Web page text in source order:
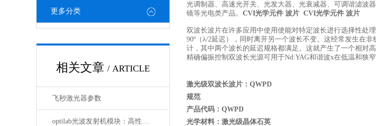
更多分类
相关文章 / ARTICLE
飞秒激光器参数
optilab光波发射机模块：高性能通信的核心组件
光调制器、高速光开关、光发大器、光衰减器、可调谐滤波
镜等光电类产品。 CVI光学元件 波片 CVI光学元件 波片
双波长波片在许多应用中使用使能对特定波长进行选择性处
90º（λ/2延迟），同时离开另一个波长不变。这经常发生在
计，其中两个波长的延迟规格都满足。这就产生了一个相对
精确偏振控制双波长光源可用于Nd:YAG和谐波x在低温和狭
激光级双波长波片：QWPD
规范
产品代码：QWPD
光学材料：激光级晶体石英